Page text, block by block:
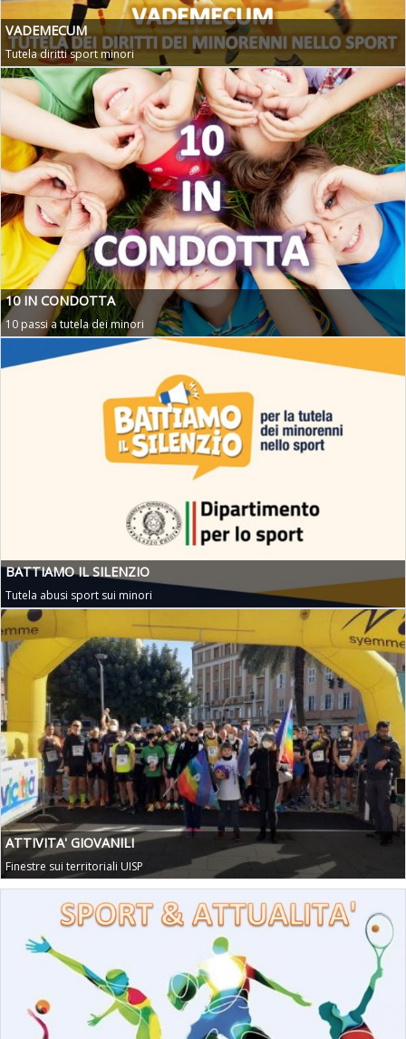
VADEMECUM
Tutela diritti sport minori
10 IN CONDOTTA
10 passi a tutela dei minori
BATTIAMO IL SILENZIO
Tutela abusi sport sui minori
ATTIVITA' GIOVANILI
Finestre sui territoriali UISP